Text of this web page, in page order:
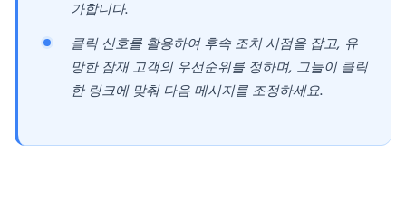
가합니다.
클릭 신호를 활용하여 후속 조치 시점을 잡고, 유
망한 잠재 고객의 우선순위를 정하며, 그들이 클릭
한 링크에 맞춰 다음 메시지를 조정하세요.